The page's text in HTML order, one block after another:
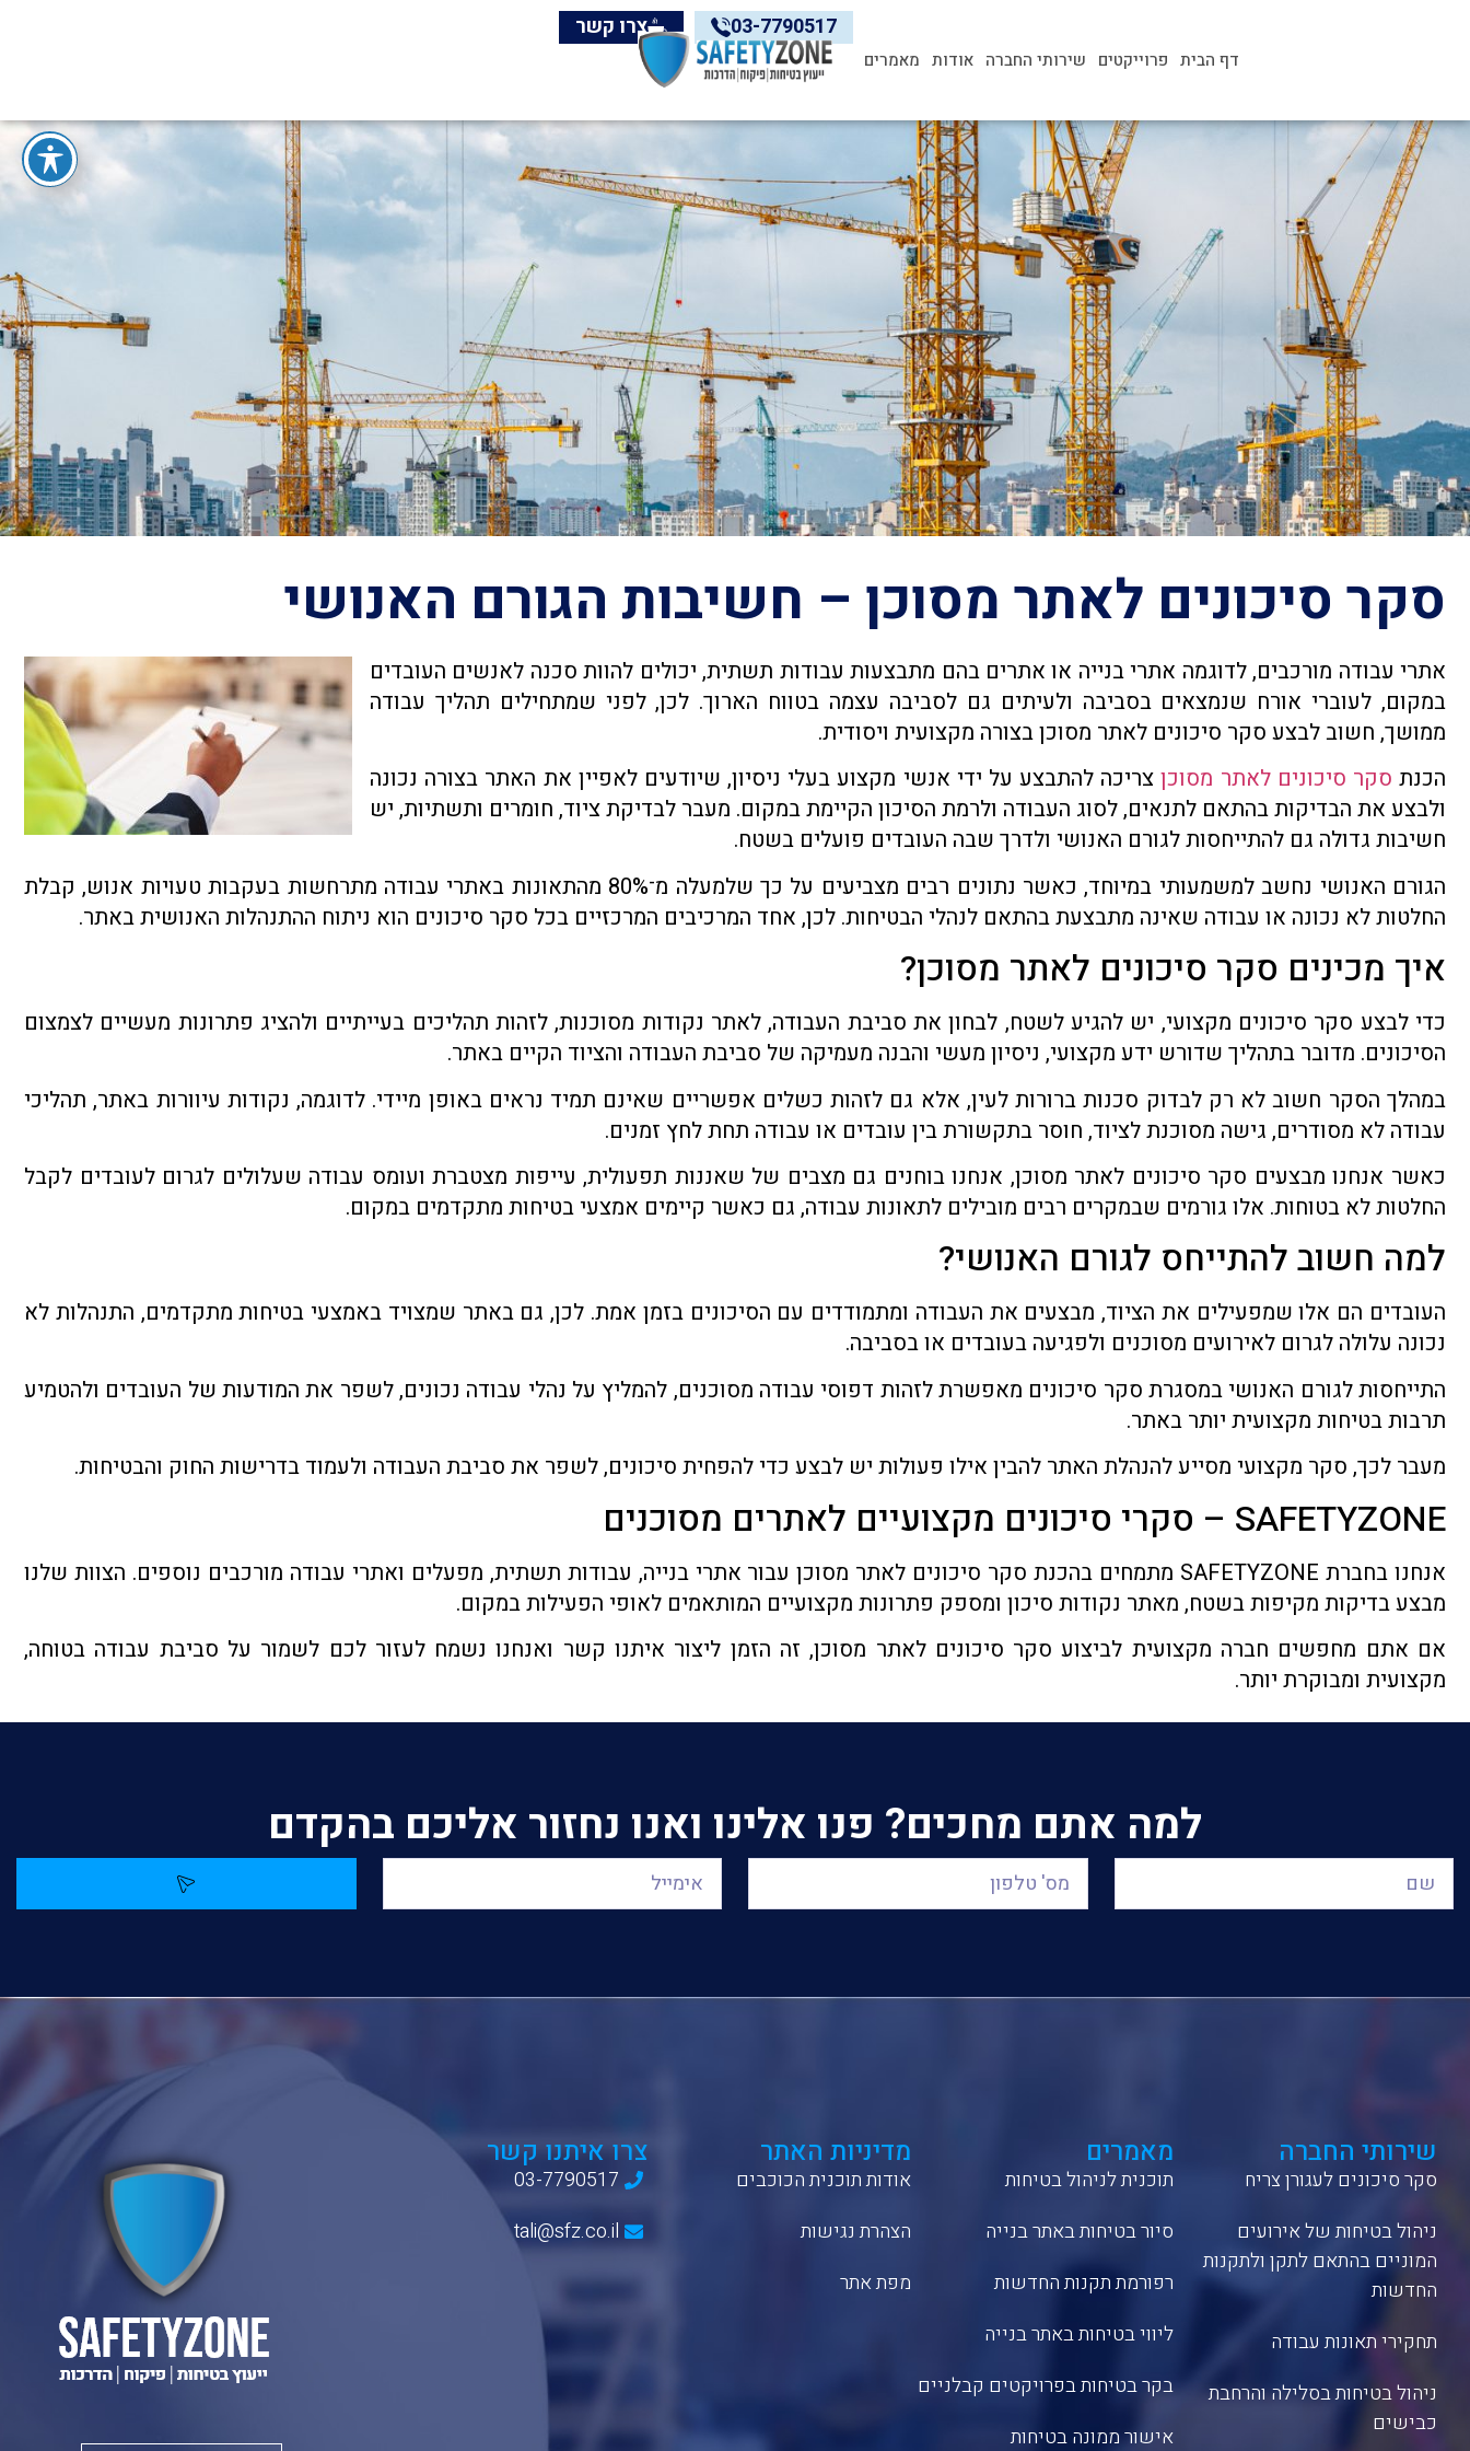
דף הבית פרוייקטים שירותי החברה אודות מאמרים
03-7790517 צרו קשר
סקר סיכונים לאתר מסוכן – חשיבות הגורם האנושי
אתרי עבודה מורכבים, לדוגמה אתרי בנייה או אתרים בהם מתבצעות עבודות תשתית, יכולים להוות סכנה לאנשים העובדים
במקום, לעוברי אורח שנמצאים בסביבה ולעיתים גם לסביבה עצמה בטווח הארוך. לכן, לפני שמתחילים תהליך עבודה
ממושך, חשוב לבצע סקר סיכונים לאתר מסוכן בצורה מקצועית ויסודית.
הכנת סקר סיכונים לאתר מסוכןצריכה להתבצע על ידי אנשי מקצוע בעלי ניסיון, שיודעים לאפיין את האתר בצורה נכונה
ולבצע את הבדיקות בהתאם לתנאים, לסוג העבודה ולרמת הסיכון הקיימת במקום. מעבר לבדיקת ציוד, חומרים ותשתיות, יש
חשיבות גדולה גם להתייחסות לגורם האנושי ולדרך שבה העובדים פועלים בשטח.
הגורם האנושי נחשב למשמעותי במיוחד, כאשר נתונים רבים מצביעים על כך שלמעלה מ־80% מהתאונות באתרי עבודה מתרחשות בעקבות טעויות אנוש, קבלת
החלטות לא נכונה או עבודה שאינה מתבצעת בהתאם לנהלי הבטיחות. לכן, אחד המרכיבים המרכזיים בכל סקר סיכונים הוא ניתוח ההתנהלות האנושית באתר.
איך מכינים סקר סיכונים לאתר מסוכן?
כדי לבצע סקר סיכונים מקצועי, יש להגיע לשטח, לבחון את סביבת העבודה, לאתר נקודות מסוכנות, לזהות תהליכים בעייתיים ולהציג פתרונות מעשיים לצמצום
הסיכונים. מדובר בתהליך שדורש ידע מקצועי, ניסיון מעשי והבנה מעמיקה של סביבת העבודה והציוד הקיים באתר.
במהלך הסקר חשוב לא רק לבדוק סכנות ברורות לעין, אלא גם לזהות כשלים אפשריים שאינם תמיד נראים באופן מיידי. לדוגמה, נקודות עיוורות באתר, תהליכי
עבודה לא מסודרים, גישה מסוכנת לציוד, חוסר בתקשורת בין עובדים או עבודה תחת לחץ זמנים.
כאשר אנחנו מבצעים סקר סיכונים לאתר מסוכן, אנחנו בוחנים גם מצבים של שאננות תפעולית, עייפות מצטברת ועומס עבודה שעלולים לגרום לעובדים לקבל
החלטות לא בטוחות. אלו גורמים שבמקרים רבים מובילים לתאונות עבודה, גם כאשר קיימים אמצעי בטיחות מתקדמים במקום.
למה חשוב להתייחס לגורם האנושי?
העובדים הם אלו שמפעילים את הציוד, מבצעים את העבודה ומתמודדים עם הסיכונים בזמן אמת. לכן, גם באתר שמצויד באמצעי בטיחות מתקדמים, התנהלות לא
נכונה עלולה לגרום לאירועים מסוכנים ולפגיעה בעובדים או בסביבה.
התייחסות לגורם האנושי במסגרת סקר סיכונים מאפשרת לזהות דפוסי עבודה מסוכנים, להמליץ על נהלי עבודה נכונים, לשפר את המודעות של העובדים ולהטמיע
תרבות בטיחות מקצועית יותר באתר.
מעבר לכך, סקר מקצועי מסייע להנהלת האתר להבין אילו פעולות יש לבצע כדי להפחית סיכונים, לשפר את סביבת העבודה ולעמוד בדרישות החוק והבטיחות.
SAFETYZONE – סקרי סיכונים מקצועיים לאתרים מסוכנים
אנחנו בחברת SAFETYZONE מתמחים בהכנת סקר סיכונים לאתר מסוכן עבור אתרי בנייה, עבודות תשתית, מפעלים ואתרי עבודה מורכבים נוספים. הצוות שלנו
מבצע בדיקות מקיפות בשטח, מאתר נקודות סיכון ומספק פתרונות מקצועיים המותאמים לאופי הפעילות במקום.
אם אתם מחפשים חברה מקצועית לביצוע סקר סיכונים לאתר מסוכן, זה הזמן ליצור איתנו קשר ואנחנו נשמח לעזור לכם לשמור על סביבת עבודה בטוחה,
מקצועית ומבוקרת יותר.
למה אתם מחכים? פנו אלינו ואנו נחזור אליכם בהקדם
שירותי החברה
סקר סיכונים לעגורן צריח
ניהול בטיחות של אירועים
המוניים בהתאם לתקן ולתקנות
החדשות
תחקירי תאונות עבודה
ניהול בטיחות בסלילה והרחבת
כבישים
מאמרים
תוכנית לניהול בטיחות
סיור בטיחות באתר בנייה
רפורמת תקנות החדשות
ליווי בטיחות באתר בנייה
בקר בטיחות בפרויקטים קבלניים
אישור ממונה בטיחות
מדיניות האתר
אודות תוכנית הכוכבים
הצהרת נגישות
מפת אתר
צרו איתנו קשר
03-7790517
tali@sfz.co.il